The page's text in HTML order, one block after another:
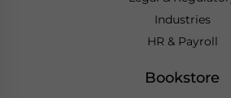
Industries
HR & Payroll
Bookstore